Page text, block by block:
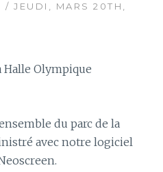
/ JEUDI, MARS 20TH,
Halle Olympique
du parc de la
avec notre logiciel